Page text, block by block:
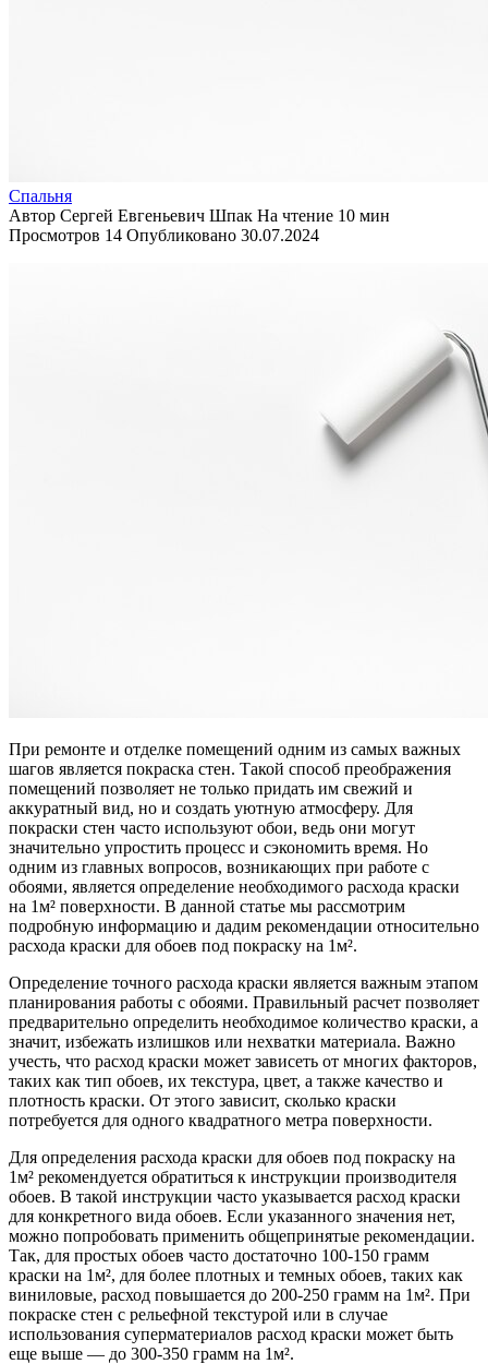
Спальня
Автор Сергей Евгеньевич Шпак На чтение 10 мин
Просмотров 14 Опубликовано 30.07.2024
При ремонте и отделке помещений одним из самых важных
шагов является покраска стен. Такой способ преображения
помещений позволяет не только придать им свежий и
аккуратный вид, но и создать уютную атмосферу. Для
покраски стен часто используют обои, ведь они могут
значительно упростить процесс и сэкономить время. Но
одним из главных вопросов, возникающих при работе с
обоями, является определение необходимого расхода краски
на 1м² поверхности. В данной статье мы рассмотрим
подробную информацию и дадим рекомендации относительно
расхода краски для обоев под покраску на 1м².
Определение точного расхода краски является важным этапом
планирования работы с обоями. Правильный расчет позволяет
предварительно определить необходимое количество краски, а
значит, избежать излишков или нехватки материала. Важно
учесть, что расход краски может зависеть от многих факторов,
таких как тип обоев, их текстура, цвет, а также качество и
плотность краски. От этого зависит, сколько краски
потребуется для одного квадратного метра поверхности.
Для определения расхода краски для обоев под покраску на
1м² рекомендуется обратиться к инструкции производителя
обоев. В такой инструкции часто указывается расход краски
для конкретного вида обоев. Если указанного значения нет,
можно попробовать применить общепринятые рекомендации.
Так, для простых обоев часто достаточно 100-150 грамм
краски на 1м², для более плотных и темных обоев, таких как
виниловые, расход повышается до 200-250 грамм на 1м². При
покраске стен с рельефной текстурой или в случае
использования суперматериалов расход краски может быть
еще выше — до 300-350 грамм на 1м².